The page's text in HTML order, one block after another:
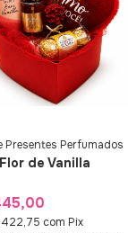
Presentes Perfumados
de Vanilla
com Pix